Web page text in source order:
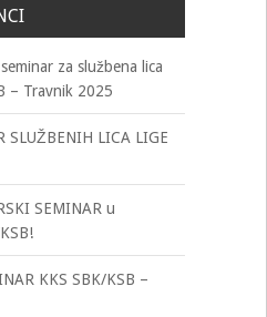
za službena lica
– Travnik 2025
SLUŽBENIH LICA LIGE
SEMINAR u
KKS SBK/KSB –